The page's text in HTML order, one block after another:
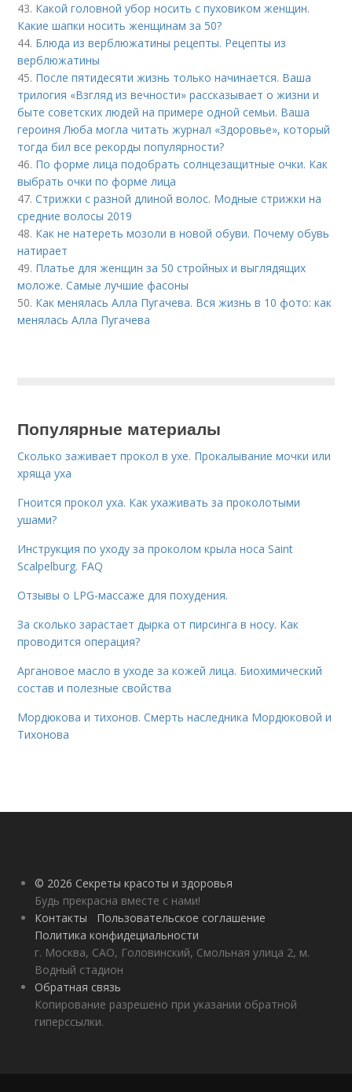
43. Какой головной убор носить с пуховиком женщин.
Какие шапки носить женщинам за 50?
44. Блюда из верблюжатины рецепты. Рецепты из
верблюжатины
45. После пятидесяти жизнь только начинается. Ваша
трилогия «Взгляд из вечности» рассказывает о жизни и
быте советских людей на примере одной семьи. Ваша
героиня Люба могла читать журнал «Здоровье», который
тогда бил все рекорды популярности?
46. По форме лица подобрать солнцезащитные очки. Как
выбрать очки по форме лица
47.Стрижки с разной длиной волос. Модные стрижки на
средние волосы 2019
48. Как не натереть мозоли в новой обуви. Почему обувь
натирает
49. Платье для женщин за 50 стройных и выглядящих
моложе. Самые лучшие фасоны
50. Как менялась Алла Пугачева. Вся жизнь в 10 фото: как
менялась Алла Пугачева
Популярные материалы
Сколько заживает прокол в ухе. Прокалывание мочки или
хряща уха
Гноится прокол уха. Как ухаживать за проколотыми
ушами?
Инструкция по уходу за проколом крыла носа Saint
Scalpelburg. FAQ
Отзывы о LPG-массаже для похудения.
За сколько зарастает дырка от пирсинга в носу. Как
проводится операция?
Аргановое масло в уходе за кожей лица. Биохимический
состав и полезные свойства
Мордюкова и тихонов. Смерть наследника Мордюковой и
Тихонова
© 2026 Секреты красоты и здоровья
Будь прекрасна вместе с нами!
Контакты
Пользовательское соглашение
Политика конфидециальности
г. Москва, САО, Головинский, Смольная улица 2, м.
Водный стадион
Обратная связь
Копирование разрешено при указании обратной
гиперссылки.